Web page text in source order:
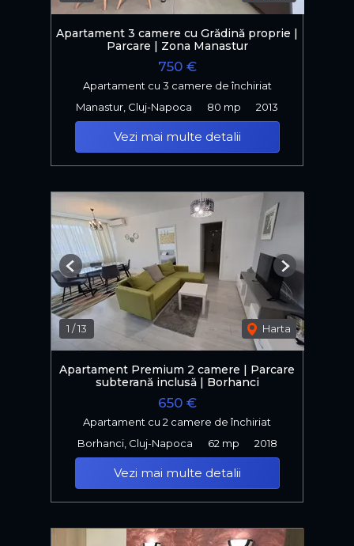
Apartament 3 camere cu Grădină proprie |
Parcare | Zona Manastur
750 €
Apartament cu 3 camere de închiriat
Manastur, Cluj-Napoca
80 mp 2013
Vezi mai multe detalii
1 /13 Harta
Previous Next
Apartament Premium 2 camere | Parcare
subterană inclusă | Borhanci
650 €
Apartament cu 2 camere de închiriat
Borhanci, Cluj-Napoca
62 mp 2018
Vezi mai multe detalii